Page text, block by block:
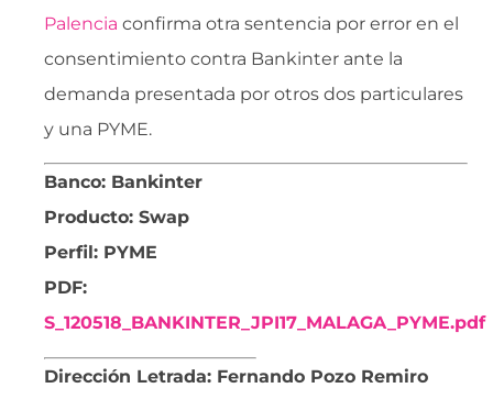
Palencia confirma otra sentencia por error en el
consentimiento contra Bankinter ante la
demanda presentada por otros dos particulares
y una PYME.
Banco: Bankinter
Producto: Swap
Perfil: PYME
PDF:
S_120518_BANKINTER_JPI17_MALAGA_PYME.pdf
Dirección Letrada: Fernando Pozo Remiro